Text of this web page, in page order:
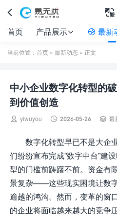
 
首页 产品展示  最新
当前位置： 首页 » 最新动态 » 正文
中小企业数字化转型的
到价值创造
 yiwuyou  2026-05-26  最
数字化转型早已不是大企
们纷纷宣布完成”数字中台”建
型的门槛前踌躇不前。资金有
景复杂——这些现实困境让数
逾越的鸿沟。然而，变革的窗
的企业将面临越来越大的竞争压